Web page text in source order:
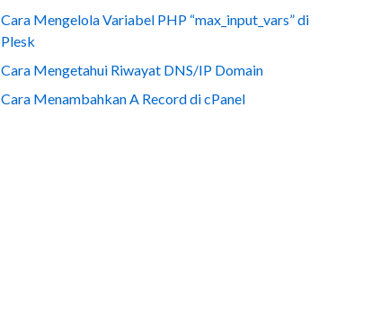
Cara Mengelola Variabel PHP “max_input_vars” di
Plesk
Cara Mengetahui Riwayat DNS/IP Domain
Cara Menambahkan A Record di cPanel